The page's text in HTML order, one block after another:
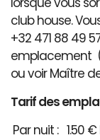
club house.
+32 471 88 49
emplacement
ou voir Maître
Tarif des
Par nuit : 1.50